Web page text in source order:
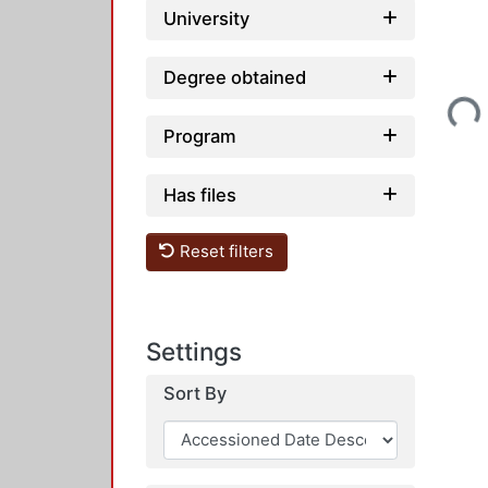
University
Degree obtained
Program
Has files
Reset filters
Settings
Sort By
Loading...